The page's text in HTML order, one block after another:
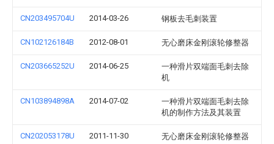
CN203495704U 2014-03-26 钢板去毛刺装置
CN102126184B 2012-08-01 无心磨床金刚滚轮修整器
CN203665252U 2014-06-25
一种滑片双端面毛刺去除
机
CN103894898A 2014-07-02
一种滑片双端面毛刺去除
机的制作方法及其装置
CN202053178U 2011-11-30 无心磨床金刚滚轮修整器